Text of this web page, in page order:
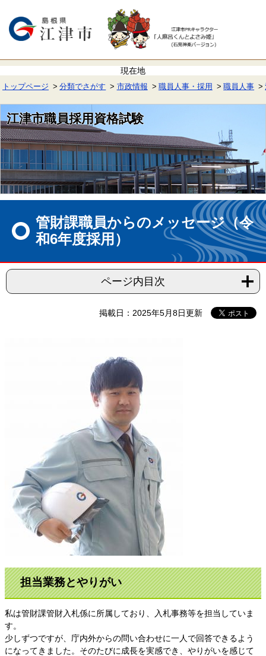
で
ば
本トップページ 分類でさがす 市政情報 職員人事・採用 職員人事
江津市職員採用資格試験
管財課職員からのメッセージ（令
和6年度採用）
ページ内目次
掲載日：2025年5月8日更新
担当業務とやりがい
私は管財課管財入札係に所属しており、入札事務等を担当していま
す。
少しずつですが、庁内外からの問い合わせに一人で回答できるよう
になってきました。そのたびに成長を実感でき、やりがいを感じて